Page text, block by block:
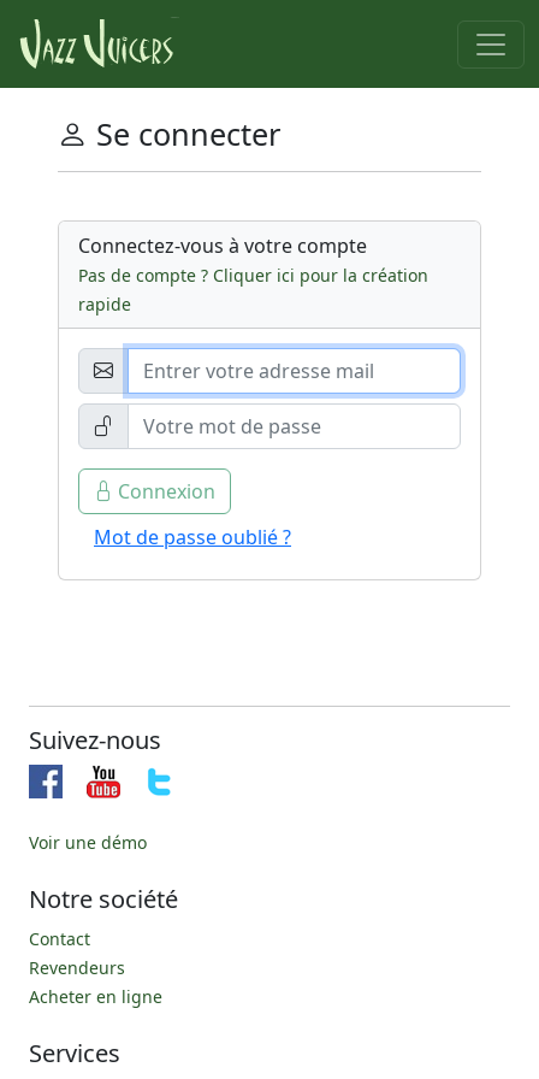
Se connecter
Connectez-vous à votre compte
Pas de compte ? Cliquer ici pour la création
rapide
Connexion
Mot de passe oublié ?
Suivez-nous
Voir une démo
Notre société
Contact
Revendeurs
Acheter en ligne
Services